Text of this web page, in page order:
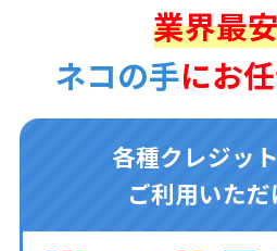
業界最
ネコの手にお
各種クレジッ
ご利用いた